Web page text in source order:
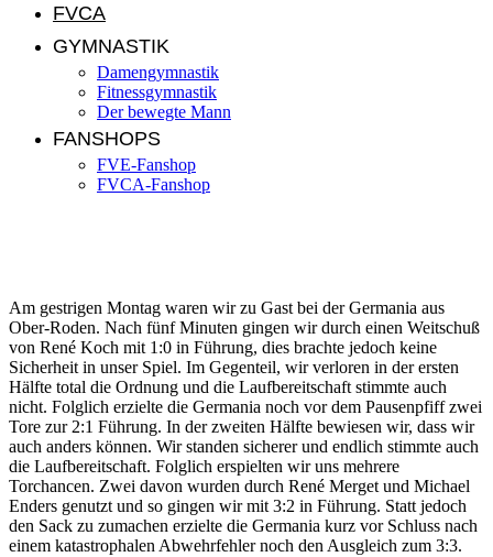
FVCA
GYMNASTIK
Damengymnastik
Fitnessgymnastik
Der bewegte Mann
FANSHOPS
FVE-Fanshop
FVCA-Fanshop
Am gestrigen Montag waren wir zu Gast bei der Germania aus
Ober-Roden. Nach fünf Minuten gingen wir durch einen Weitschuß
von René Koch mit 1:0 in Führung, dies brachte jedoch keine
Sicherheit in unser Spiel. Im Gegenteil, wir verloren in der ersten
Hälfte total die Ordnung und die Laufbereitschaft stimmte auch
nicht. Folglich erzielte die Germania noch vor dem Pausenpfiff zwei
Tore zur 2:1 Führung. In der zweiten Hälfte bewiesen wir, dass wir
auch anders können. Wir standen sicherer und endlich stimmte auch
die Laufbereitschaft. Folglich erspielten wir uns mehrere
Torchancen. Zwei davon wurden durch René Merget und Michael
Enders genutzt und so gingen wir mit 3:2 in Führung. Statt jedoch
den Sack zu zumachen erzielte die Germania kurz vor Schluss nach
einem katastrophalen Abwehrfehler noch den Ausgleich zum 3:3.